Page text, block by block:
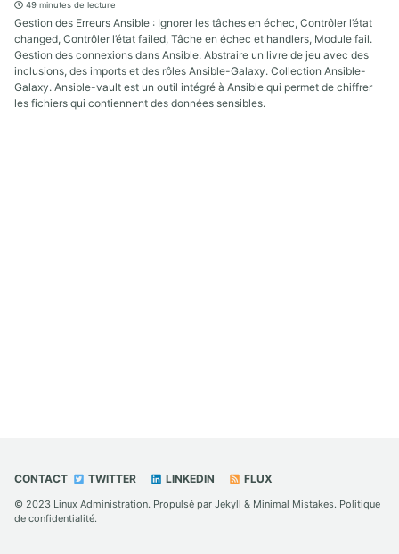
49 minutes de lecture
Gestion des Erreurs Ansible : Ignorer les tâches en échec, Contrôler l’état
changed, Contrôler l’état failed, Tâche en échec et handlers, Module fail.
Gestion des connexions dans Ansible. Abstraire un livre de jeu avec des
inclusions, des imports et des rôles Ansible-Galaxy. Collection Ansible-
Galaxy. Ansible-vault est un outil intégré à Ansible qui permet de chiffrer
les fichiers qui contiennent des données sensibles.
CONTACT TWITTER LINKEDIN FLUX
© 2023 Linux Administration. Propulsé par Jekyll & Minimal Mistakes. Politique
de confidentialité.